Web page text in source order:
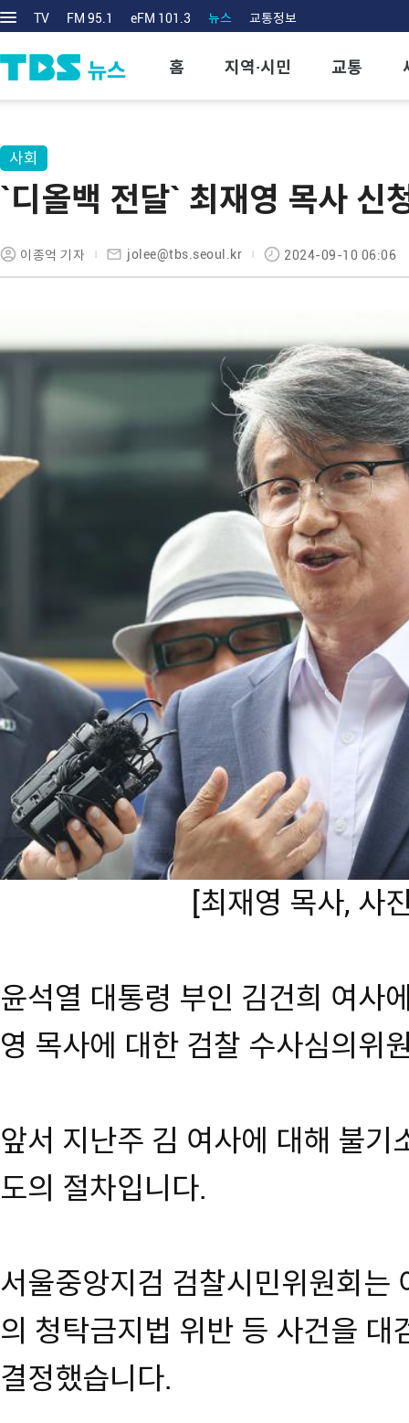
TV FM 95.1 eFM 101.3 뉴스 교통정보
홈 지역·시민 교통
사회
`디올백 전달` 최재영 목사 신
이종억 기자 jolee@tbs.seoul.kr 2024-09-10 06:06
[최재영 목사, 사
윤석열 대통령 부인 김건희 여사
영 목사에 대한 검찰 수사심의위
앞서 지난주 김 여사에 대해 불기
도의 절차입니다.
서울중앙지검 검찰시민위원회는
의 청탁금지법 위반 등 사건을 대
결정했습니다.